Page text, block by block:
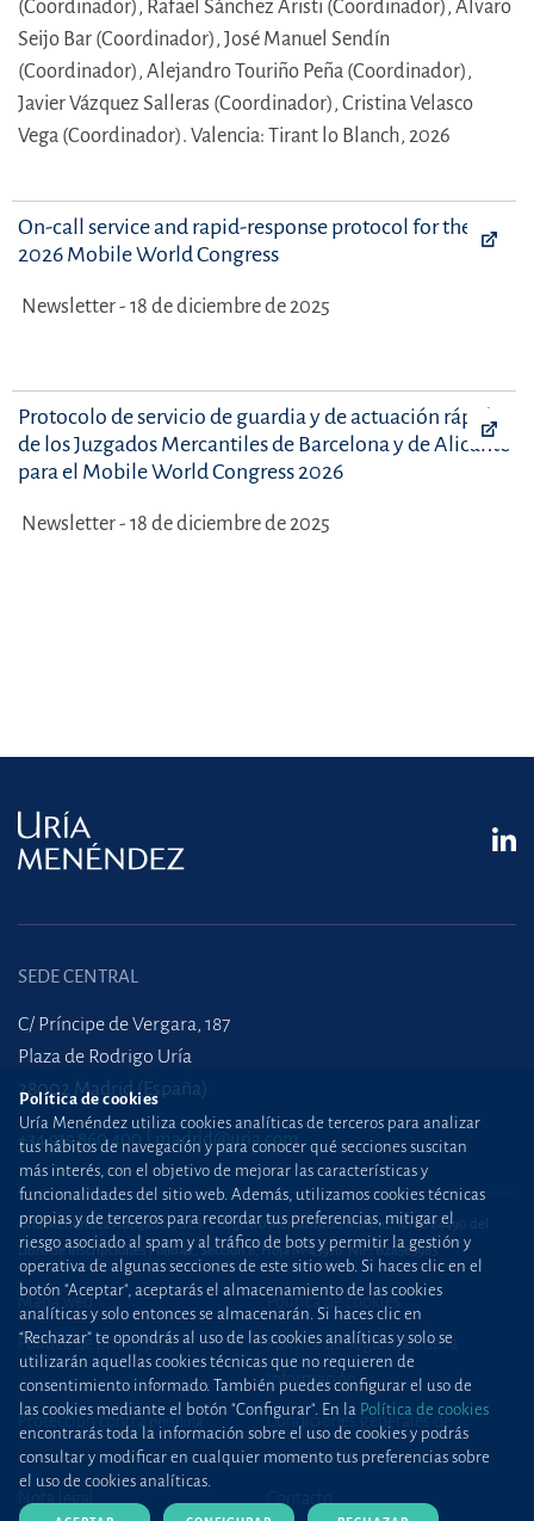
(Coordinador), Rafael Sánchez Aristi (Coordinador), Álvaro
Seijo Bar (Coordinador), José Manuel Sendín
(Coordinador), Alejandro Touriño Peña (Coordinador),
Javier Vázquez Salleras (Coordinador), Cristina Velasco
Vega (Coordinador). Valencia: Tirant lo Blanch, 2026
On-call service and rapid-response protocol for the
2026 Mobile World Congress
Newsletter - 18 de diciembre de 2025
Protocolo de servicio de guardia y de actuación rápida
de los Juzgados Mercantiles de Barcelona y de Alicante
para el Mobile World Congress 2026
Newsletter - 18 de diciembre de 2025
SEDE CENTRAL
C/ Príncipe de Vergara, 187
Plaza de Rodrigo Uría
28002 Madrid (España)
+34 915 860 400 madrid@uria.com
Uría Menéndez Abogados, S.L.P. | Registro Mercantil de Madrid, Tomo 24490 del
Libro de Inscripciones Folio 42, Sección 8, Hoja M-43976. NIF: B28563963
Mapa web Política de cookies
Política de privacidad
Política de Seguridad de la
Información
Protección contraphishing
Condiciones generales de
contratación
Nota legal Contacto
Política de cookies
Uría Menéndez utiliza cookies analíticas de terceros para analizar
tus hábitos de navegación y para conocer qué secciones suscitan
más interés, con el objetivo de mejorar las características y
funcionalidades del sitio web. Además, utilizamos cookies técnicas
propias y de terceros para recordar tus preferencias, mitigar el
riesgo asociado al spam y al tráfico de bots y permitir la gestión y
operativa de algunas secciones de este sitio web. Si haces clic en el
botón "Aceptar", aceptarás el almacenamiento de las cookies
analíticas y solo entonces se almacenarán. Si haces clic en
“Rechazar” te opondrás al uso de las cookies analíticas y solo se
utilizarán aquellas cookies técnicas que no requieren de
consentimiento informado. También puedes configurar el uso de
las cookies mediante el botón "Configurar". En la Política de cookies
encontrarás toda la información sobre el uso de cookies y podrás
consultar y modificar en cualquier momento tus preferencias sobre
el uso de cookies analíticas.